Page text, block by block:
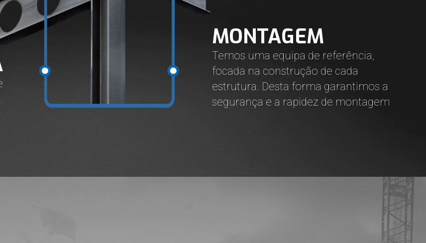
MONTAGEM
Temos uma equipa de referência,
focada na construção de cada
estrutura. Desta forma garantimos a
segurança e a rapidez de montagem.